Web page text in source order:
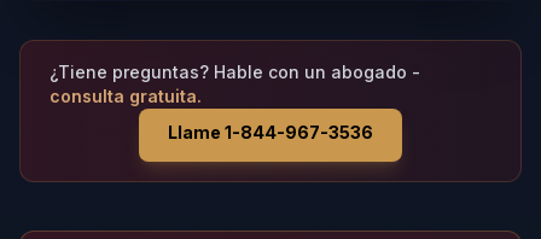
¿Tiene preguntas? Hable con un abogado -
consulta gratuita.
Llame 1-844-967-3536